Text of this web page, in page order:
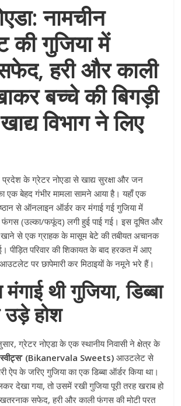
नामचीन
गुजिया में
हरी और काली
बच्चे की बिगड़ी
विभाग ने लिए
प्रदेश के ग्रेटर नोएडा से खाद्य सुरक्षा और जन
एक बेहद गंभीर मामला सामने आया है। यहाँ एक
से ऑनलाइन ऑर्डर कर मंगाई गई गुजिया में
(उल्का/फफूंद) लगी हुई पाई गई। इस दूषित और
से एक ग्राहक के मासूम बेटे की तबीयत अचानक
पीड़ित परिवार की शिकायत के बाद हरकत में आए
आउटलेट पर छापेमारी कर मिठाइयों के नमूने भरे हैं।
थी गुजिया, डिब्बा
उड़े होश
ग्रेटर नोएडा के एक स्थानीय निवासी ने क्षेत्र के
स्वीट्स’ (Bikanervala Sweets) आउटलेट से
ऐप के जरिए गुजिया का एक डिब्बा ऑर्डर किया था।
देखा गया, तो उसमें रखी गुजिया पूरी तरह खराब हो
सफेद, हरी और काली फंगस की मोटी परत